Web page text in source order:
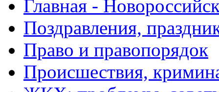
Главная -
Поздравления,
Право и правопорядок
Происшествия,